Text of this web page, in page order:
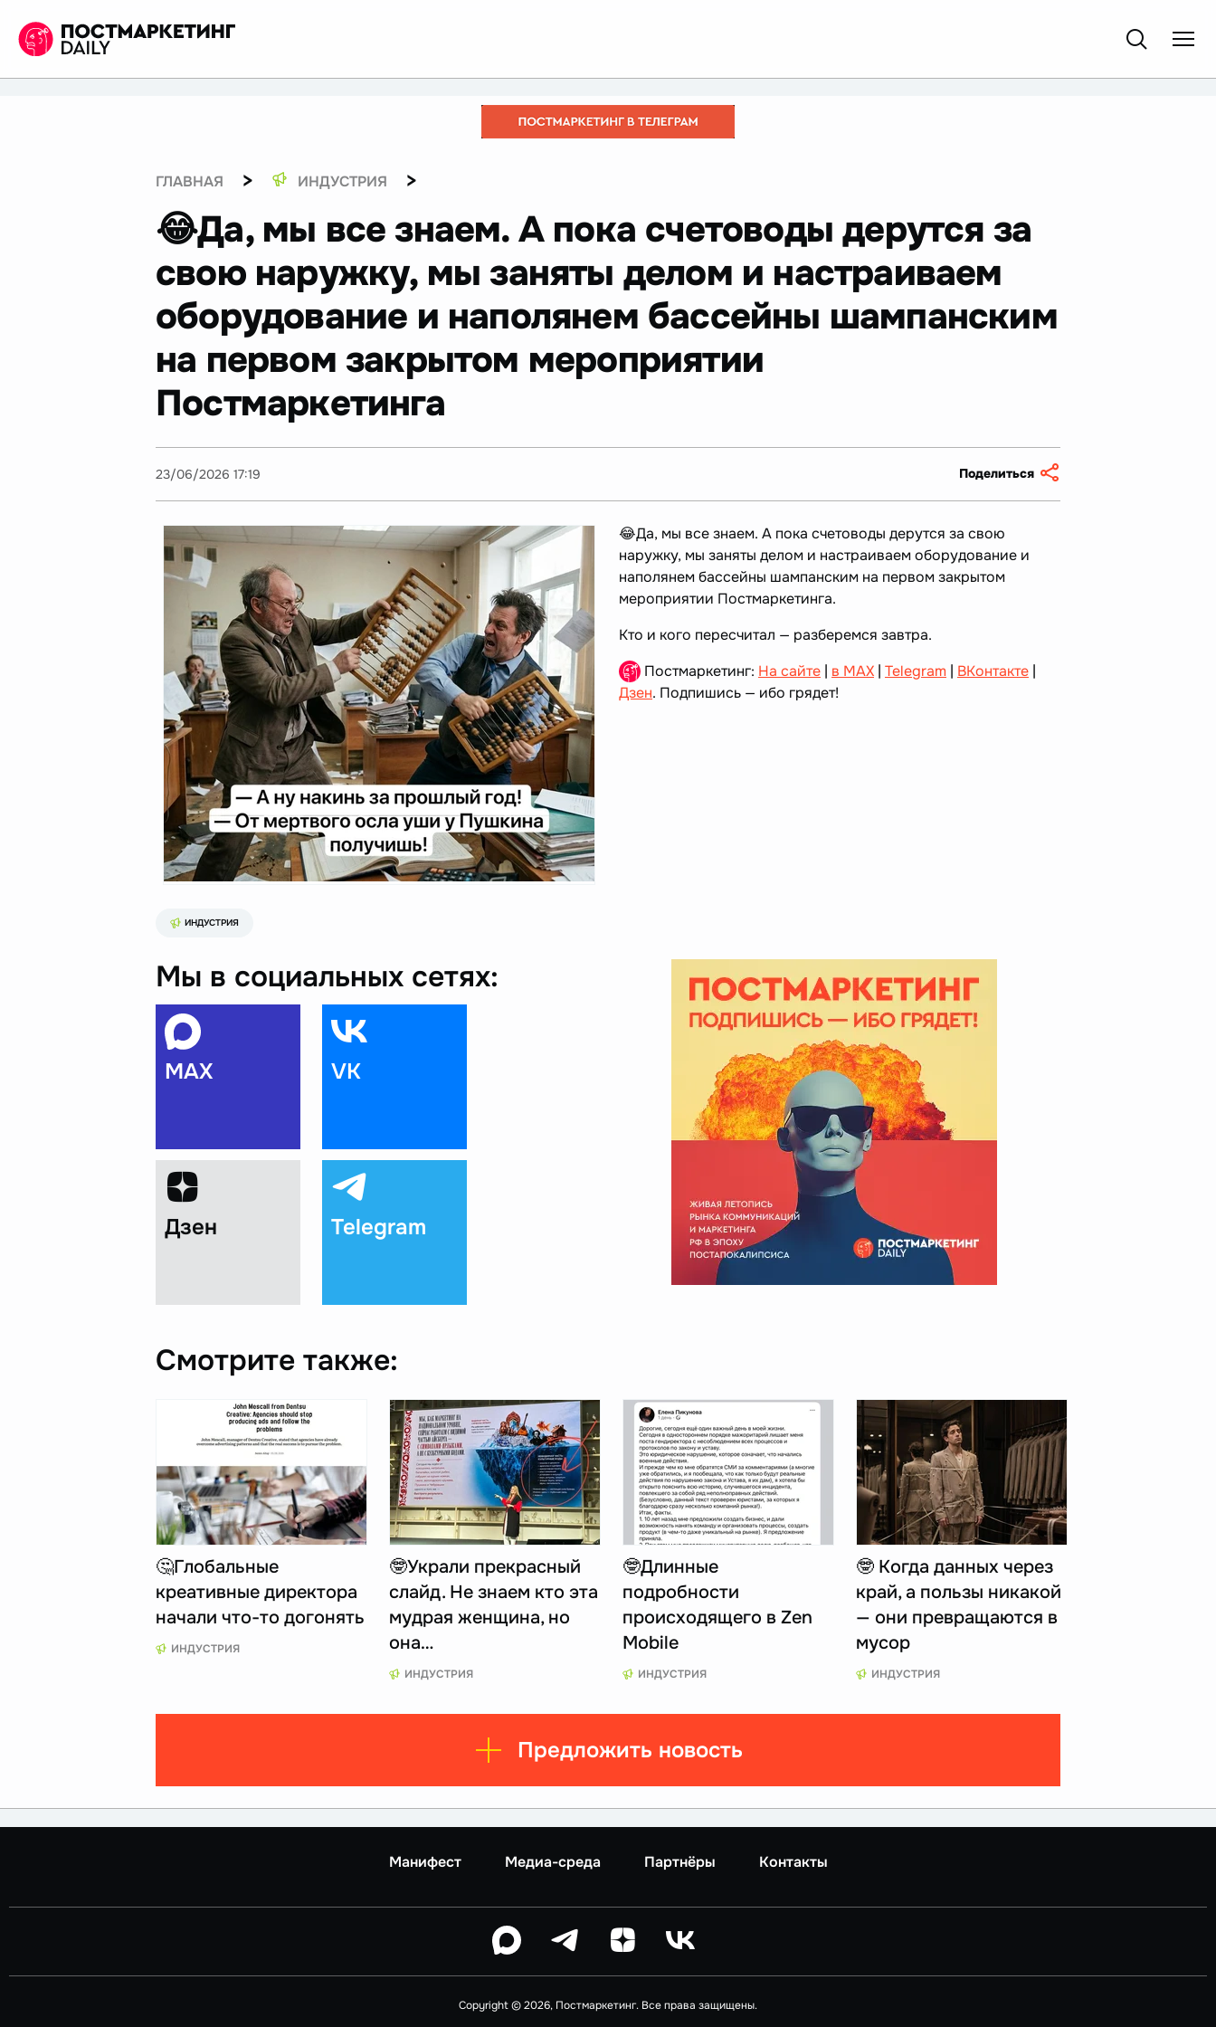
ГЛАВНАЯ > ИНДУСТРИЯ >
😂Да, мы все знаем. А пока счетоводы дерутся за
свою наружку, мы заняты делом и настраиваем
оборудование и наполянем бассейны шампанским
на первом закрытом мероприятии
Постмаркетинга
23/06/2026 17:19 Поделиться
😂Да, мы все знаем. А пока счетоводы дерутся за свою
наружку, мы заняты делом и настраиваем оборудование и
наполянем бассейны шампанским на первом закрытом
мероприятии Постмаркетинга.
Кто и кого пересчитал — разберемся завтра.
Постмаркетинг: На сайте | в MAX | Telegram | ВКонтакте |
Дзен. Подпишись — ибо грядет!
ИНДУСТРИЯ
Мы в социальных сетях:
MAX VK
Дзен Telegram
Смотрите также:
🤔Глобальные
креативные директора
начали что-то догонять
ИНДУСТРИЯ
🤓Украли прекрасный
слайд. Не знаем кто эта
мудрая женщина, но
она…
ИНДУСТРИЯ
🤓Длинные
подробности
происходящего в Zen
Mobile
ИНДУСТРИЯ
🤓 Когда данных через
край, а пользы никакой
— они превращаются в
мусор
ИНДУСТРИЯ
Предложить новость
Манифест Медиа-среда Партнёры Контакты
Copyright © 2026, Постмаркетинг. Все права защищены.